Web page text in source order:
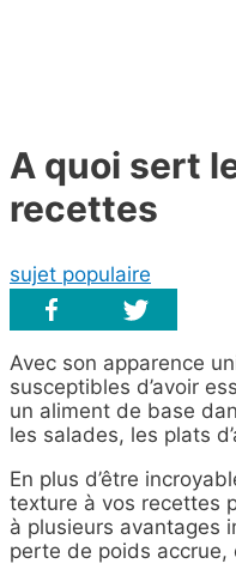
A quoi sert
recettes
sujet populaire
Avec son apparence
susceptibles d’avoir
un aliment de base
les salades, les plats
En plus d’être
texture à vos recettes
à plusieurs avantages
perte de poids accrue,